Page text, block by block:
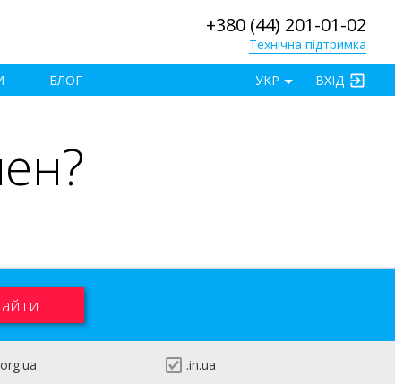
+380 (44) 201-01-02
Технічна підтримка
БЛОГ ВХІД
УКР
.in.ua